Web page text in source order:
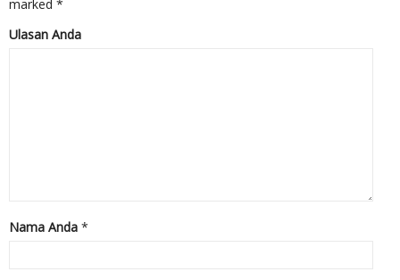
marked *
Ulasan Anda
Nama Anda *